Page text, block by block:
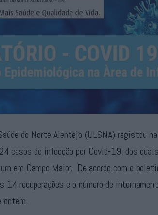
do Norte Alentejo (ULSNA) registou
casos de infecção por Covid-19, dos
em Campo Maior. De acordo com o
14 recuperações e o número de
ontem.